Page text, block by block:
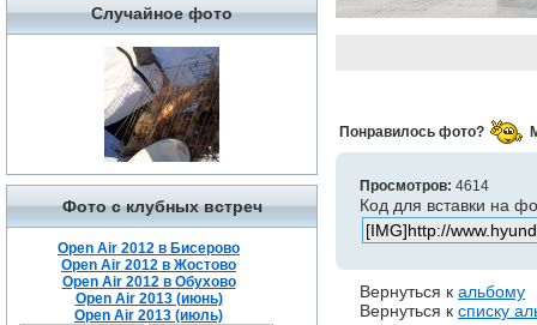
Случайное фото
Фото с клубных встреч
Open Air 2012 в Бисерово
Open Air 2012 в Жостово
Open Air 2012 в Обухово
Open Air 2013 (июнь)
Open Air 2013 (июль)
Понравилось фото?
Просмотров: 4614
Код для вставки на
Вернуться к альбому
Вернуться к списку